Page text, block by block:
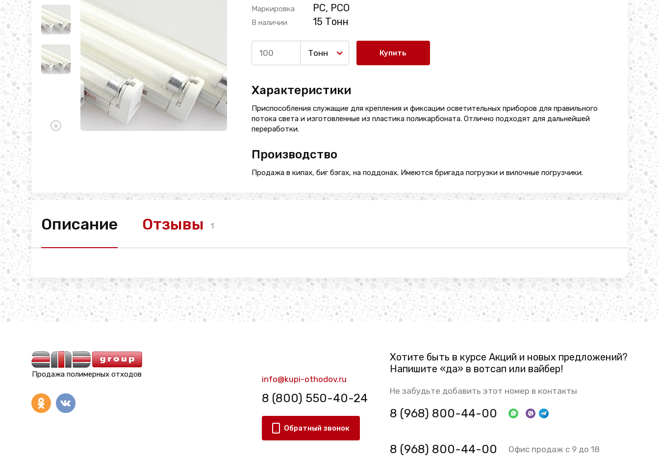
Маркировка PC, PCO
В наличии 15 Тонн
Тонн Купить
Характеристики
Приспособления служащие для крепления и фиксации осветительных приборов для правильного
потока света и изготовленные из пластика поликарбоната. Отлично подходят для дальнейшей
переработки.
Производство
Продажа в кипах, биг бэгах, на поддонах. Имеются бригада погрузки и вилочные погрузчики.
Описание Отзывы 1
Продажа полимерных отходов info@kupi-othodov.ru
8 (800) 550-40-24
Обратный звонок
Хотите быть в курсе Акций и новых предложений?
Напишите «да» в вотсап или вайбер!
Не забудьте добавить этот номер в контакты
8 (968) 800-44-00
8 (968) 800-44-00 Офис продаж с 9 до 18